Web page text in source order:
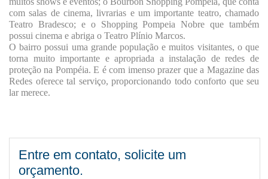
com salas de cinema, livrarias e um importante teatro, chamado
Teatro Bradesco; e o Shopping Pompeia Nobre que também
possui cinema e abriga o Teatro Plínio Marcos.
O bairro possui uma grande população e muitos visitantes, o que
torna muito importante e apropriada a instalação de redes de
proteção na Pompéia. E é com imenso prazer que a Magazine das
Redes oferece tal serviço, proporcionando todo conforto que seu
lar merece.
Entre em contato, solicite um
orçamento.